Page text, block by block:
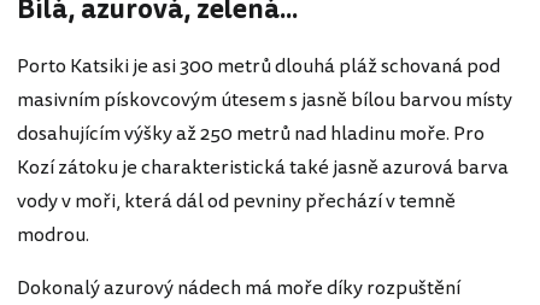
Bílá, azurová, zelená...
Porto Katsiki je asi 300 metrů dlouhá pláž schovaná pod
masivním pískovcovým útesem s jasně bílou barvou místy
dosahujícím výšky až 250 metrů nad hladinu moře. Pro
Kozí zátoku je charakteristická také jasně azurová barva
vody v moři, která dál od pevniny přechází v temně
modrou.
Dokonalý azurový nádech má moře díky rozpuštění